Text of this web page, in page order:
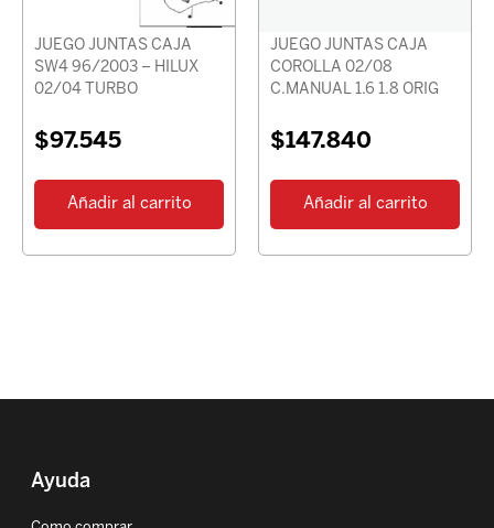
JUEGO JUNTAS CAJA
SW4 96/2003 – HILUX
02/04 TURBO
$97.545
Añadir al carrito
JUEGO JUNTAS CAJA
COROLLA 02/08
C.MANUAL 1.6 1.8 ORIG
$147.840
Añadir al carrito
Ayuda